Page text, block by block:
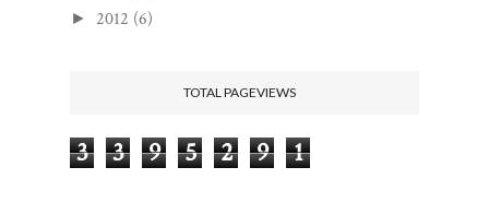
► 2012 (6)
TOTAL PAGEVIEWS
3 3 9 5 2 9 1